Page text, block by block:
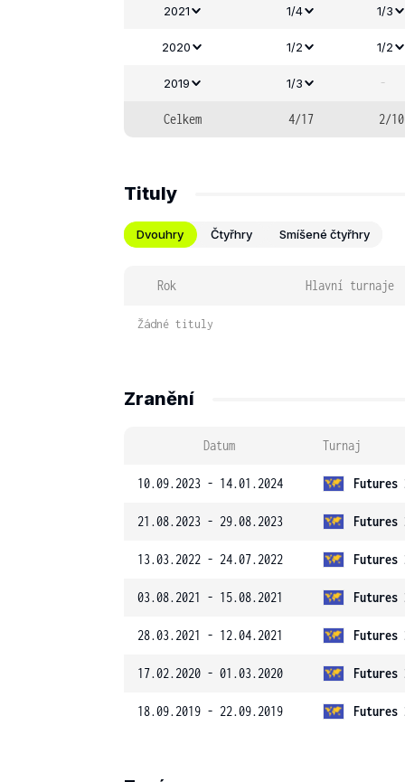
2021 1/4 1/3
2020 1/2 1/2
2019 1/3 -
Celkem 4/17 2/10
Tituly
Dvouhry Čtyřhry Smíšené čtyřhry
Rok Hlavní turnaje
Žádné tituly
Zranění
Datum Turnaj
10.09.2023 - 14.01.2024 Futures
21.08.2023 - 29.08.2023 Futures
13.03.2022 - 24.07.2022 Futures
03.08.2021 - 15.08.2021 Futures
28.03.2021 - 12.04.2021 Futures
17.02.2020 - 01.03.2020 Futures
18.09.2019 - 22.09.2019 Futures